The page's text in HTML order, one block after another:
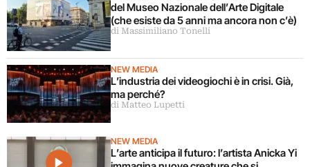
del Museo Nazionale dell’Arte Digitale
(che esiste da 5 anni ma ancora non c’è)
di Massimiliano Tonelli
NEW MEDIA
L’industria dei videogiochi è in crisi. Già,
ma perché?
di Matteo Lupetti
NEW MEDIA
L’arte anticipa il futuro: l’artista Anicka Yi